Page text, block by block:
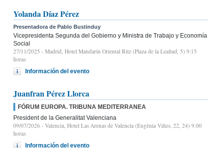
Yolanda Díaz Pérez
Presentadora de Pablo Bustinduy
Vicepresidenta Segunda del Gobierno y Ministra de Trabajo y Economía
Social
27/11/2025 - Madrid, Hotel Mandarin Oriental Ritz (Plaza de la Lealtad, 5) 9:15
horas
Información del evento
Juanfran Pérez Llorca
FÓRUM EUROPA. TRIBUNA MEDITERRANEA
President de la Generalitat Valenciana
09/07/2026 - Valencia, Hotel Las Arenas de Valencia (Eugènia Viñes, 22, 24) 9.00
horas
Información del evento